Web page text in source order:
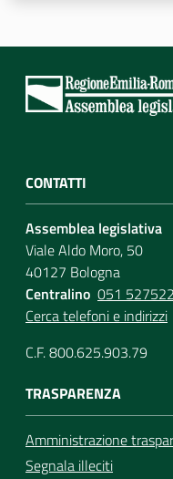
Per i cittadini
CONTATTI
Assemblea legislativa
Viale Aldo Moro, 50
40127 Bologna
Centralino 051
Cerca telefoni e indirizzi
C.F. 800.625.903.79
TRASPARENZA
Amministrazione
Segnala illeciti